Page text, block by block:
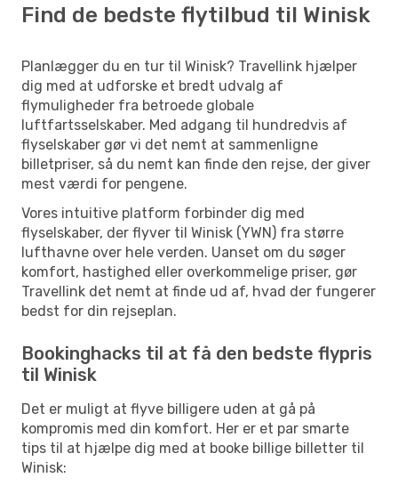
Find de bedste flytilbud til Winisk
Planlægger du en tur til Winisk? Travellink hjælper
dig med at udforske et bredt udvalg af
flymuligheder fra betroede globale
luftfartsselskaber. Med adgang til hundredvis af
flyselskaber gør vi det nemt at sammenligne
billetpriser, så du nemt kan finde den rejse, der giver
mest værdi for pengene.
Vores intuitive platform forbinder dig med
flyselskaber, der flyver til Winisk (YWN) fra større
lufthavne over hele verden. Uanset om du søger
komfort, hastighed eller overkommelige priser, gør
Travellink det nemt at finde ud af, hvad der fungerer
bedst for din rejseplan.
Bookinghacks til at få den bedste flypris
til Winisk
Det er muligt at flyve billigere uden at gå på
kompromis med din komfort. Her er et par smarte
tips til at hjælpe dig med at booke billige billetter til
Winisk: